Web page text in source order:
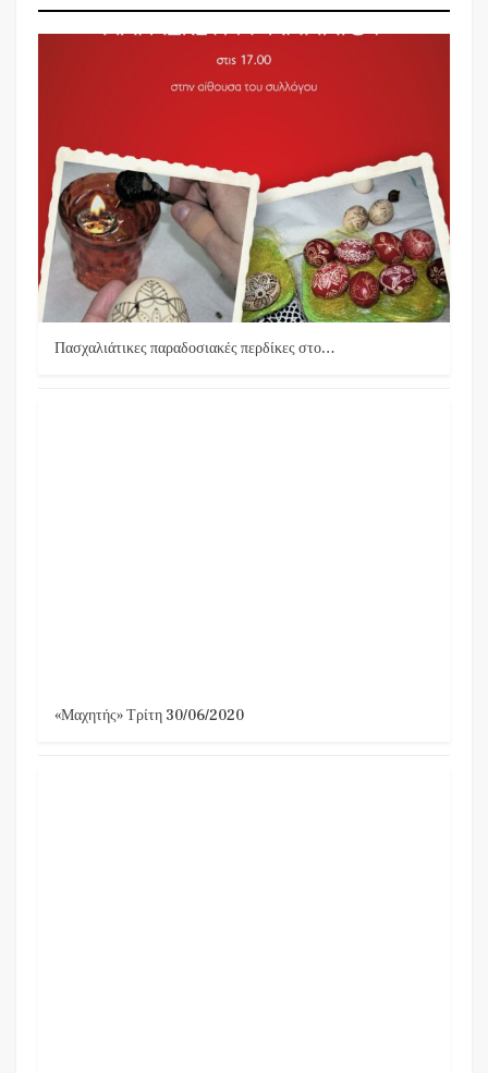
Πασχαλιάτικες παραδοσιακές περδίκες στο…
«Μαχητής» Τρίτη 30/06/2020